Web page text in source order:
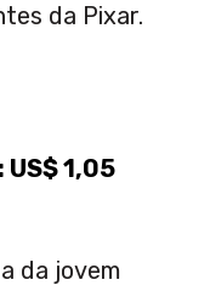
da Pixar.
1,05
da jovem